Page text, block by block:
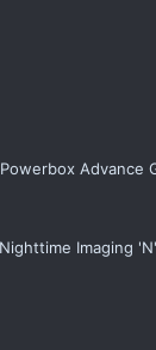
Advance
Imaging